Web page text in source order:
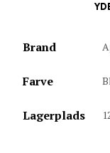
Brand
Farve
Lagerplads